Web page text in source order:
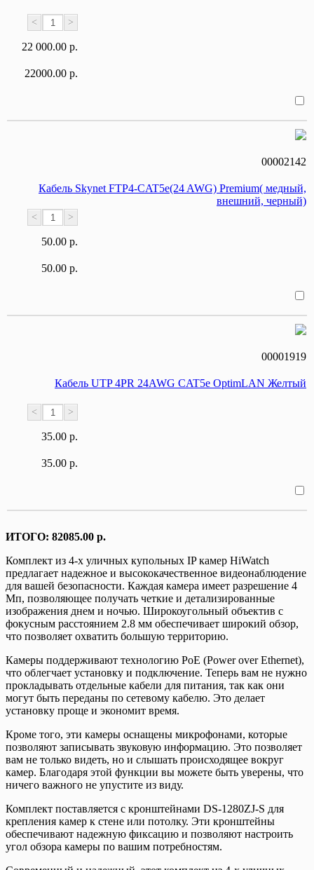
< >
22 000.00 р.
22000.00 р.
00002142
Кабель Skynet FTP4-CAT5e(24 AWG) Premium( медный,
внешний, черный)
< >
50.00 р.
50.00 р.
00001919
Кабель UTP 4PR 24AWG CAT5e OptimLAN Желтый
< >
35.00 р.
35.00 р.
ИТОГО: 82085.00 р.
Комплект из 4-х уличных купольных IP камер HiWatch
предлагает надежное и высококачественное видеонаблюдение
для вашей безопасности. Каждая камера имеет разрешение 4
Мп, позволяющее получать четкие и детализированные
изображения днем и ночью. Широкоугольный объектив с
фокусным расстоянием 2.8 мм обеспечивает широкий обзор,
что позволяет охватить большую территорию.
Камеры поддерживают технологию PoE (Power over Ethernet),
что облегчает установку и подключение. Теперь вам не нужно
прокладывать отдельные кабели для питания, так как они
могут быть переданы по сетевому кабелю. Это делает
установку проще и экономит время.
Кроме того, эти камеры оснащены микрофонами, которые
позволяют записывать звуковую информацию. Это позволяет
вам не только видеть, но и слышать происходящее вокруг
камер. Благодаря этой функции вы можете быть уверены, что
ничего важного не упустите из виду.
Комплект поставляется с кронштейнами DS-1280ZJ-S для
крепления камер к стене или потолку. Эти кронштейны
обеспечивают надежную фиксацию и позволяют настроить
угол обзора камеры по вашим потребностям.